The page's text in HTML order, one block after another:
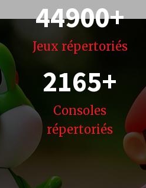
44900+
Jeux répertoriés
2165+
Consoles
répertoriés